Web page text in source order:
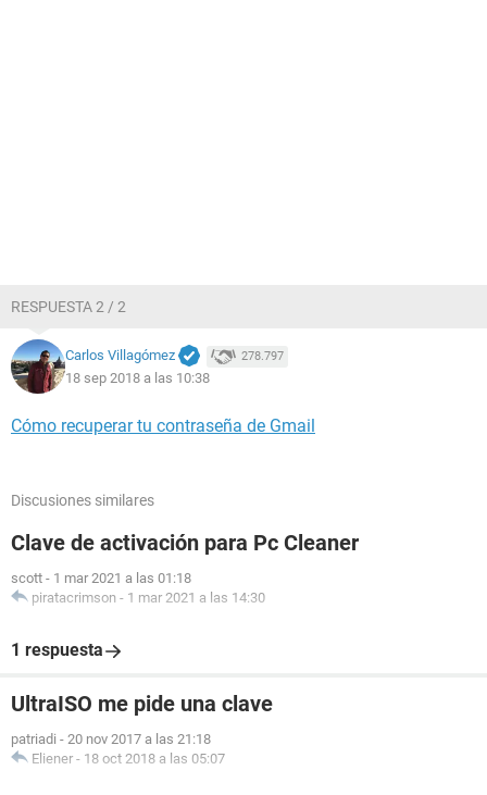
RESPUESTA 2 / 2
Carlos Villagómez 278.797
18 sep 2018 a las 10:38
Cómo recuperar tu contraseña de Gmail
Discusiones similares
Clave de activación para Pc Cleaner
scott - 1 mar 2021 a las 01:18
piratacrimson - 1 mar 2021 a las 14:30
1 respuesta
UltraISO me pide una clave
patriadi - 20 nov 2017 a las 21:18
Eliener - 18 oct 2018 a las 05:07